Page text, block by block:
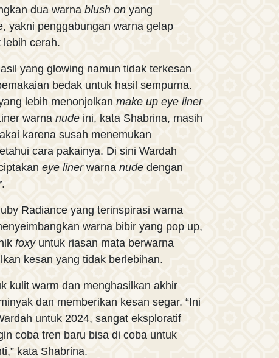
dua warna blush on yang
yakni penggabungan warna gelap
cerah.
yang glowing namun tidak terkesan
bedak untuk hasil sempurna.
lebih menonjolkan make up eye liner
warna nude ini, kata Shabrina, masih
karena susah menemukan
cara pakainya. Di sini Wardah
eye linerwarna nude dengan
.
Radiance yang terinspirasi warna
warna bibir yang pop up,
foxyuntuk riasan mata berwarna
kesan yang tidak berlebihan.
kulit warm dan menghasilkan akhir
dan memberikan kesan segar. “Ini
untuk 2024, sangat eksploratif
coba tren baru bisa di coba untuk
kata Shabrina.